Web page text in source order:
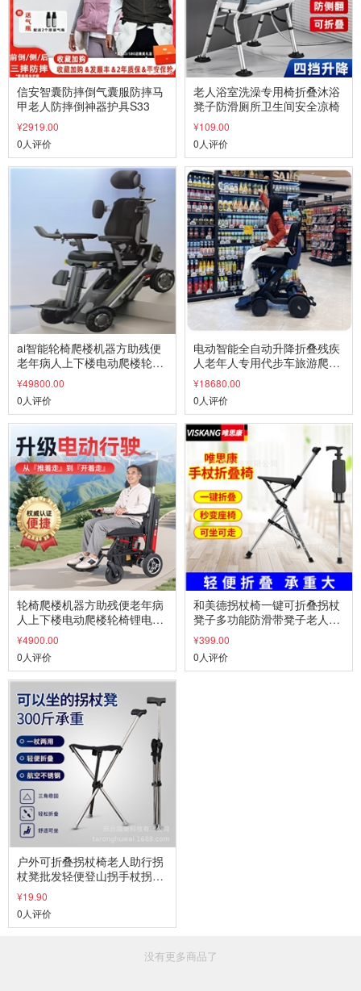
信安智囊防摔倒气囊服防摔马
甲老人防摔倒神器护具S33
¥2919.00
0人评价
老人浴室洗澡专用椅折叠沐浴
凳子防滑厕所卫生间安全凉椅
¥109.00
0人评价
ai智能轮椅爬楼机器方助残便
老年病人上下楼电动爬楼轮椅
锂电池履带爬楼机出口欧美科
技助残
¥49800.00
0人评价
电动智能全自动升降折叠残疾
人老年人专用代步车旅游爬楼
机预售
¥18680.00
0人评价
轮椅爬楼机器方助残便老年病
人上下楼电动爬楼轮椅锂电池
履带爬楼机出口欧 美转运椅
¥4900.00
0人评价
和美德拐杖椅一键可折叠拐杖
凳子多功能防滑带凳子老人折
叠拐扙椅
¥399.00
0人评价
户外可折叠拐杖椅老人助行拐
杖凳批发轻便登山拐手杖拐棍
凳子
¥19.90
0人评价
没有更多商品了